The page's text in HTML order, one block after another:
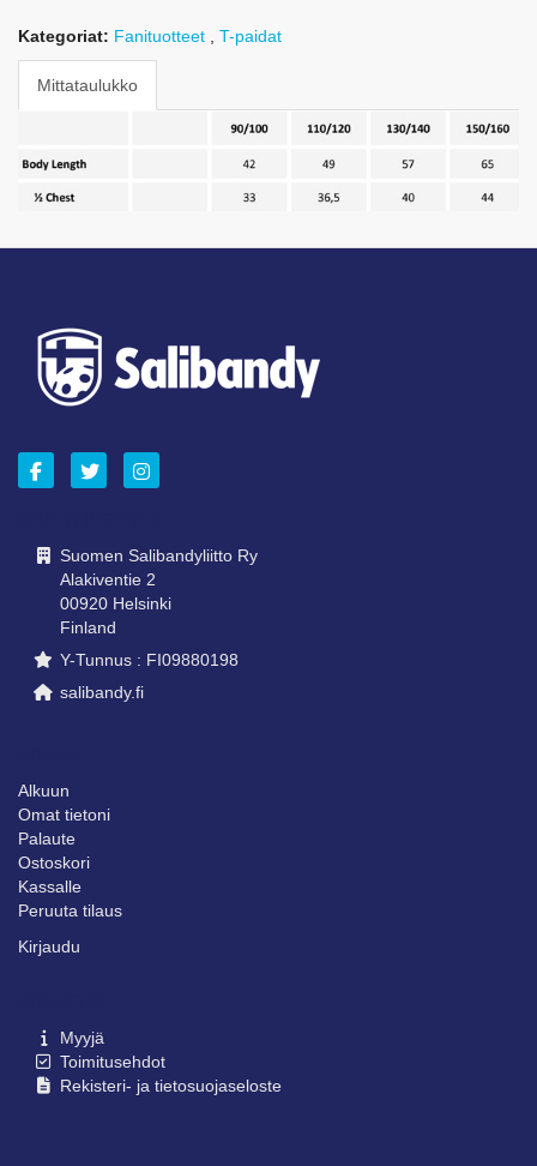
Kategoriat: Fanituotteet T-paidat
Mittataulukko
Suomen Salibandyliitto Ry
Alakiventie 2
00920 Helsinki
Finland
Y-Tunnus : FI09880198
salibandy.fi
Alkuun
Omat tietoni
Palaute
Ostoskori
Kassalle
Peruuta tilaus
Kirjaudu
Myyjä
Toimitusehdot
Rekisteri- ja tietosuojaseloste